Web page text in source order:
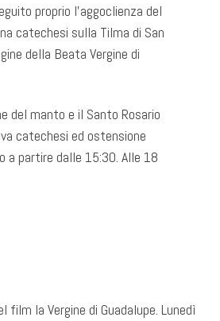
proprio l’aggoclienza del
catechesi sulla Tilma di San
della Beata Vergine di
del manto e il Santo Rosario
catechesi ed ostensione
a partire dalle 15:30. Alle 18
la Vergine di Guadalupe. Lunedì